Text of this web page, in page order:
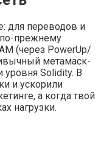
для переводов и
прежнему
(через PowerUp/
метамаск-
уровня Solidity. В
и ускорили
а когда твой
нагрузки.